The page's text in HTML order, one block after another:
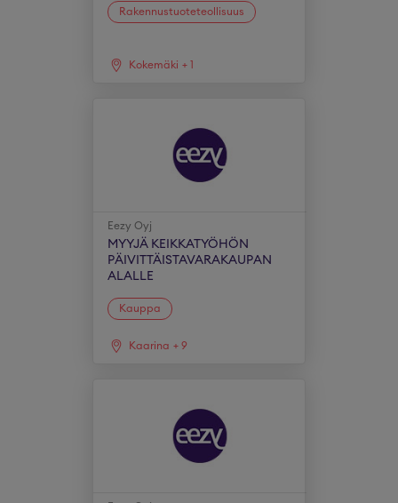
Rakennustuoteteollisuus
Kokemäki + 1
Eezy Oyj
MYYJÄ KEIKKATYÖHÖN
PÄIVITTÄISTAVARAKAUPAN
ALALLE
Kauppa
Kaarina + 9